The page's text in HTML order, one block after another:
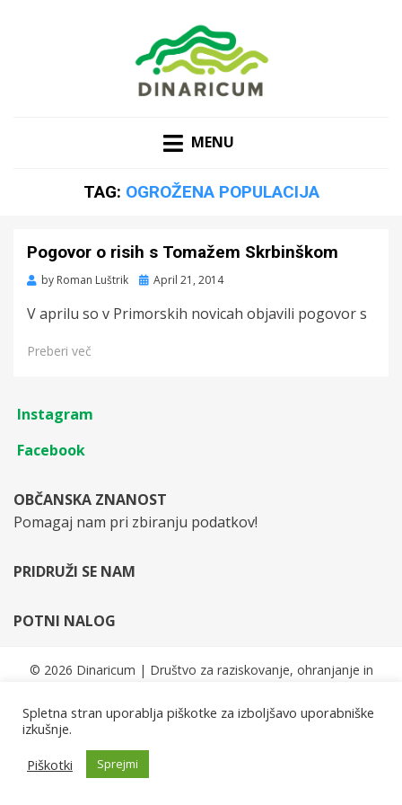
MENU
TAG: OGROŽENA POPULACIJA
Pogovor o risih s Tomažem Skrbinškom
by Roman Luštrik
Posted
April 21, 2014
V aprilu so v Primorskih novicah objavili pogovor s
Preberi več
Instagram
Facebook
OBČANSKA ZNANOST
Pomagaj nam pri zbiranju podatkov!
PRIDRUŽI SE NAM
POTNI NALOG
© 2026 Dinaricum | Društvo za raziskovanje, ohranjanje in
Cambium Theme byBestBlogThemes⋅Powered byWordPress
Spletna stran uporablja piškotke za izboljšavo uporabniške
izkušnje.
Piškotki
Sprejmi